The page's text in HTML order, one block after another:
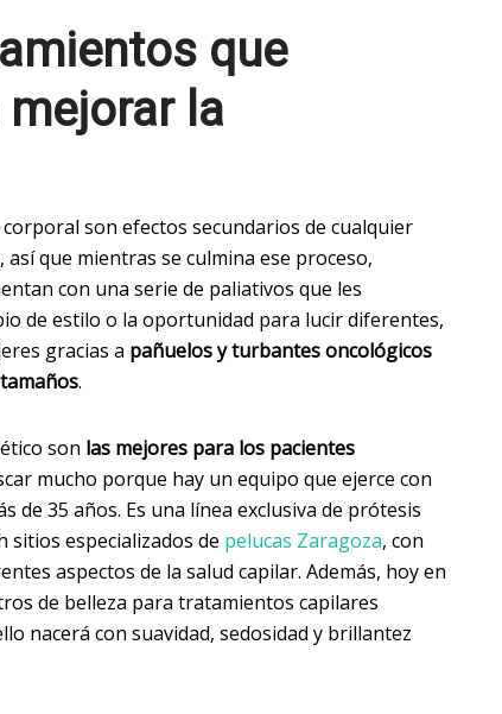
que
la
corporal son efectos secundarios de cualquier
que mientras se culmina ese proceso,
con una serie de paliativos que les
de estilo o la oportunidad para lucir diferentes,
gracias a pañuelos y turbantes oncológicos
.
son las mejores para los pacientes
mucho porque hay un equipo que ejerce con
de 35 años. Es una línea exclusiva de prótesis
sitios especializados de pelucas Zaragoza, con
aspectos de la salud capilar. Además, hoy en
de belleza para tratamientos capilares
nacerá con suavidad, sedosidad y brillantez